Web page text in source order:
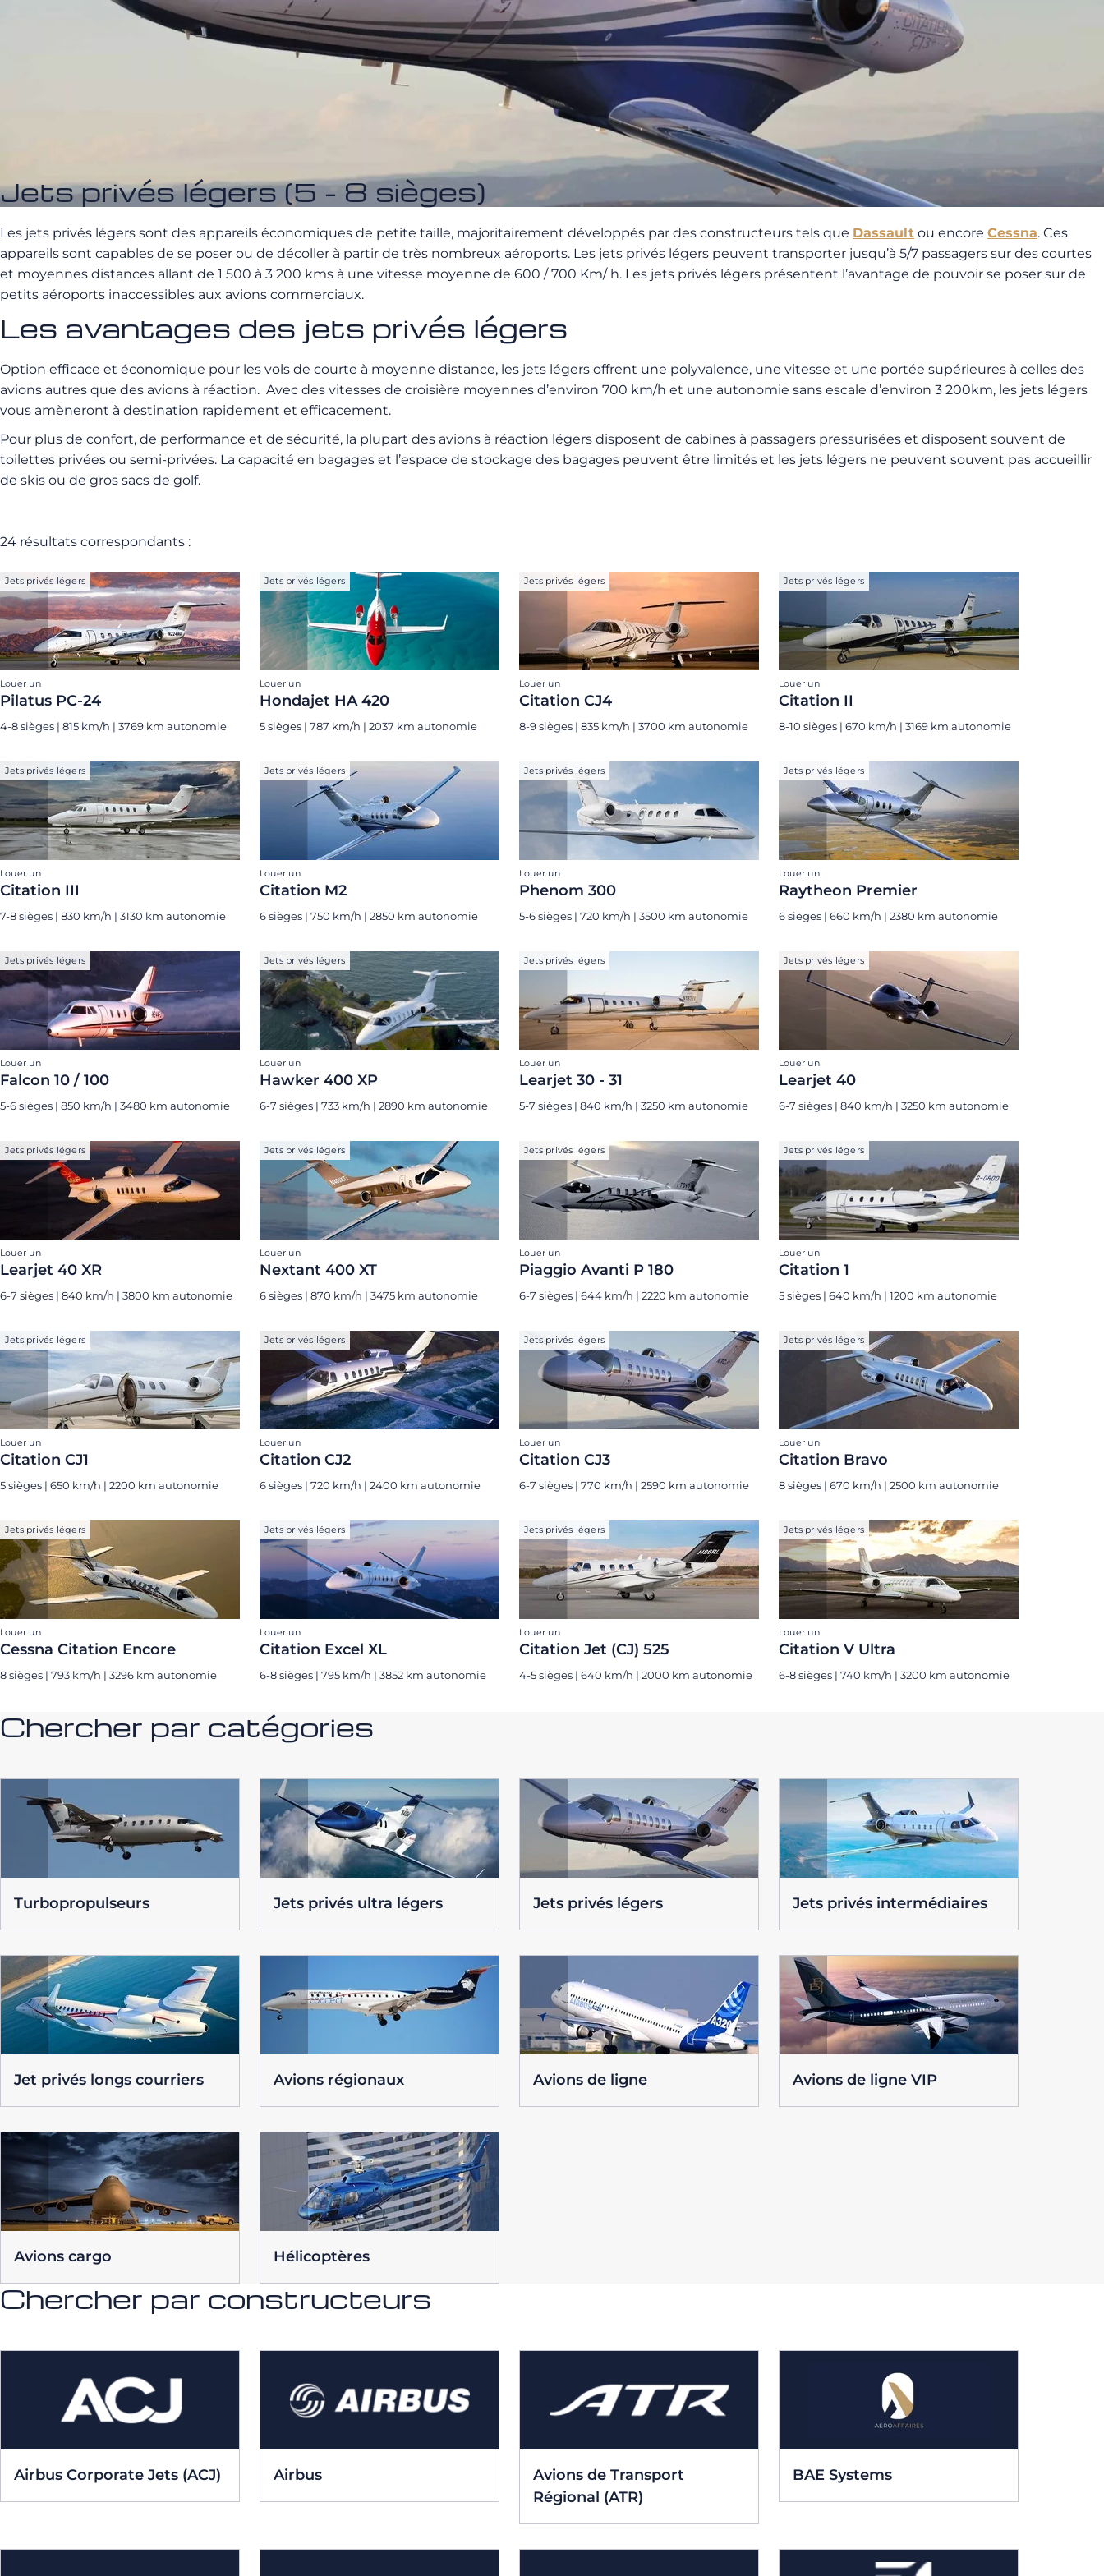
Jets privés légers (5 - 8 sièges)
Les jets privés légers sont des appareils économiques de petite taille, majoritairement développés par des constructeurs tels que Dassault ou encore Cessna. Ces
appareils sont capables de se poser ou de décoller à partir de très nombreux aéroports. Les jets privés légers peuvent transporter jusqu’à 5/7 passagers sur des courtes
et moyennes distances allant de 1 500 à 3 200 kms à une vitesse moyenne de 600 / 700 Km/ h. Les jets privés légers présentent l’avantage de pouvoir se poser sur de
petits aéroports inaccessibles aux avions commerciaux.
Les avantages des jets privés légers
Option efficace et économique pour les vols de courte à moyenne distance, les jets légers offrent une polyvalence, une vitesse et une portée supérieures à celles des
avions autres que des avions à réaction. Avec des vitesses de croisière moyennes d’environ 700 km/h et une autonomie sans escale d’environ 3 200km, les jets légers
vous amèneront à destination rapidement et efficacement.
Pour plus de confort, de performance et de sécurité, la plupart des avions à réaction légers disposent de cabines à passagers pressurisées et disposent souvent de
toilettes privées ou semi-privées. La capacité en bagages et l’espace de stockage des bagages peuvent être limités et les jets légers ne peuvent souvent pas accueillir
de skis ou de gros sacs de golf.
24 résultats correspondants :
Jets privés légers
Louer un
Pilatus PC-24
4-8 sièges | 815 km/h | 3769 km autonomie
Jets privés légers
Louer un
Hondajet HA 420
5 sièges | 787 km/h | 2037 km autonomie
Jets privés légers
Louer un
Citation CJ4
8-9 sièges | 835 km/h | 3700 km autonomie
Jets privés légers
Louer un
Citation II
8-10 sièges | 670 km/h | 3169 km autonomie
Jets privés légers
Louer un
Citation III
7-8 sièges | 830 km/h | 3130 km autonomie
Jets privés légers
Louer un
Citation M2
6 sièges | 750 km/h | 2850 km autonomie
Jets privés légers
Louer un
Phenom 300
5-6 sièges | 720 km/h | 3500 km autonomie
Jets privés légers
Louer un
Raytheon Premier
6 sièges | 660 km/h | 2380 km autonomie
Jets privés légers
Louer un
Falcon 10 / 100
5-6 sièges | 850 km/h | 3480 km autonomie
Jets privés légers
Louer un
Hawker 400 XP
6-7 sièges | 733 km/h | 2890 km autonomie
Jets privés légers
Louer un
Learjet 30 - 31
5-7 sièges | 840 km/h | 3250 km autonomie
Jets privés légers
Louer un
Learjet 40
6-7 sièges | 840 km/h | 3250 km autonomie
Jets privés légers
Louer un
Learjet 40 XR
6-7 sièges | 840 km/h | 3800 km autonomie
Jets privés légers
Louer un
Nextant 400 XT
6 sièges | 870 km/h | 3475 km autonomie
Jets privés légers
Louer un
Piaggio Avanti P 180
6-7 sièges | 644 km/h | 2220 km autonomie
Jets privés légers
Louer un
Citation 1
5 sièges | 640 km/h | 1200 km autonomie
Jets privés légers
Louer un
Citation CJ1
5 sièges | 650 km/h | 2200 km autonomie
Jets privés légers
Louer un
Citation CJ2
6 sièges | 720 km/h | 2400 km autonomie
Jets privés légers
Louer un
Citation CJ3
6-7 sièges | 770 km/h | 2590 km autonomie
Jets privés légers
Louer un
Citation Bravo
8 sièges | 670 km/h | 2500 km autonomie
Jets privés légers
Louer un
Cessna Citation Encore
8 sièges | 793 km/h | 3296 km autonomie
Jets privés légers
Louer un
Citation Excel XL
6-8 sièges | 795 km/h | 3852 km autonomie
Jets privés légers
Louer un
Citation Jet (CJ) 525
4-5 sièges | 640 km/h | 2000 km autonomie
Jets privés légers
Louer un
Citation V Ultra
6-8 sièges | 740 km/h | 3200 km autonomie
Chercher par catégories
Turbopropulseurs Jets privés ultra légers Jets privés légers Jets privés intermédiaires
Jet privés longs courriers Avions régionaux Avions de ligne Avions de ligne VIP
Avions cargo Hélicoptères
Chercher par constructeurs
Airbus Corporate Jets (ACJ) Airbus
Avions de Transport
Régional (ATR)
BAE Systems